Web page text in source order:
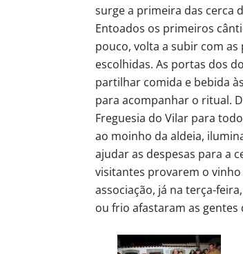
surge a primeira das cerca
Entoados os primeiros
pouco, volta a subir com
escolhidas. As portas dos
partilhar comida e bebida
para acompanhar o ritual.
Freguesia do Vilar para
ao moinho da aldeia,
ajudar as despesas para a
visitantes provarem o
associação, já na terça-
ou frio afastaram as